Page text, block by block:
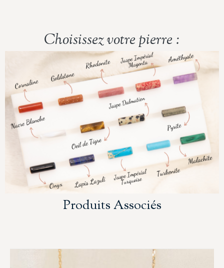
Choisissez votre pierre :
Produits Associés